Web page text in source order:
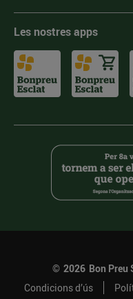
Les nostres apps
© 2026 Bon Preu
Condicions d’ús